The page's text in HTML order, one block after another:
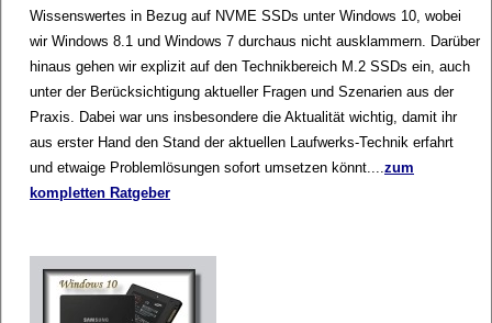
Wissenswertes in Bezug auf NVME SSDs unter Windows 10, wobei
wir Windows 8.1 und Windows 7 durchaus nicht ausklammern. Darüber
hinaus gehen wir explizit auf den Technikbereich M.2 SSDs ein, auch
unter der Berücksichtigung aktueller Fragen und Szenarien aus der
Praxis. Dabei war uns insbesondere die Aktualität wichtig, damit ihr
aus erster Hand den Stand der aktuellen Laufwerks-Technik erfahrt
und etwaige Problemlösungen sofort umsetzen könnt.... zum
kompletten Ratgeber